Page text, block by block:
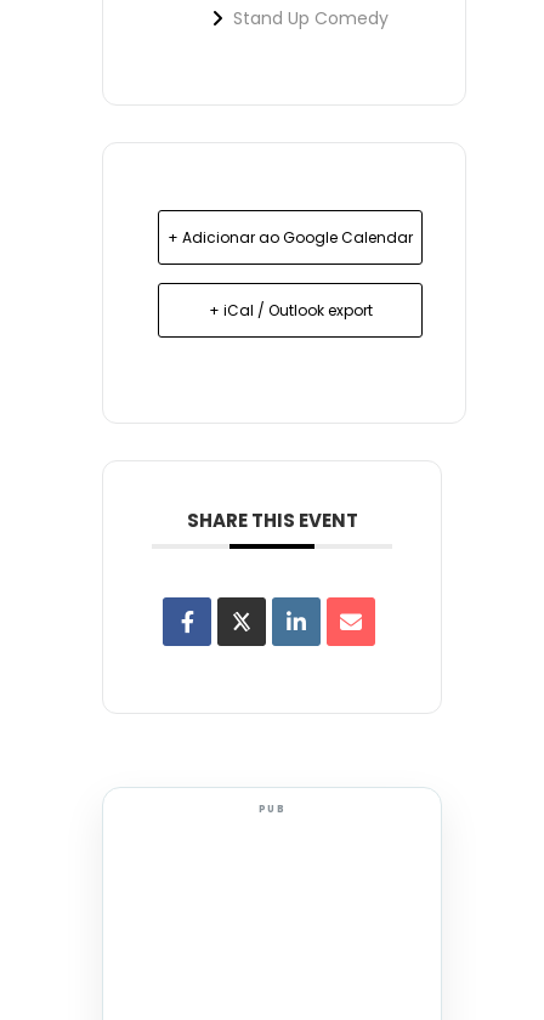
Stand Up Comedy
+ Adicionar ao Google Calendar
+ iCal / Outlook export
SHARE THIS EVENT
PUB